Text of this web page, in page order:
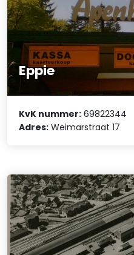
Eppie
KvK nummer: 69822344
Adres: Weimarstraat 17